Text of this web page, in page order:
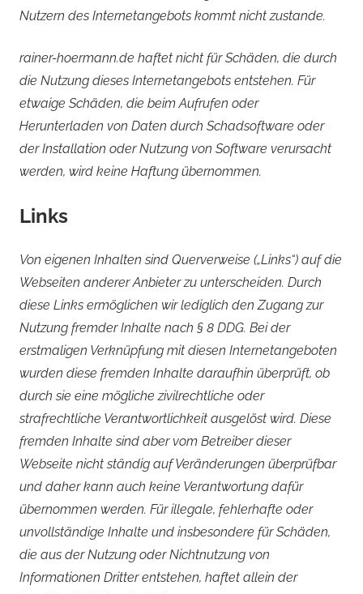
Nutzern des Internetangebots kommt nicht zustande.
rainer-hoermann.de haftet nicht für Schäden, die durch
die Nutzung dieses Internetangebots entstehen. Für
etwaige Schäden, die beim Aufrufen oder
Herunterladen von Daten durch Schadsoftware oder
der Installation oder Nutzung von Software verursacht
werden, wird keine Haftung übernommen.
Links
Von eigenen Inhalten sind Querverweise („Links“) auf die
Webseiten anderer Anbieter zu unterscheiden. Durch
diese Links ermöglichen wir lediglich den Zugang zur
Nutzung fremder Inhalte nach § 8 DDG. Bei der
erstmaligen Verknüpfung mit diesen Internetangeboten
wurden diese fremden Inhalte daraufhin überprüft, ob
durch sie eine mögliche zivilrechtliche oder
strafrechtliche Verantwortlichkeit ausgelöst wird. Diese
fremden Inhalte sind aber vom Betreiber dieser
Webseite nicht ständig auf Veränderungen überprüfbar
und daher kann auch keine Verantwortung dafür
übernommen werden. Für illegale, fehlerhafte oder
unvollständige Inhalte und insbesondere für Schäden,
die aus der Nutzung oder Nichtnutzung von
Informationen Dritter entstehen, haftet allein der